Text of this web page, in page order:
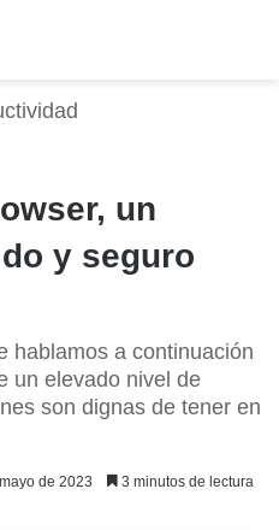
un
y seguro
hablamos a continuación
un elevado nivel de
son dignas de tener en
de 2023 3 minutos de lectura